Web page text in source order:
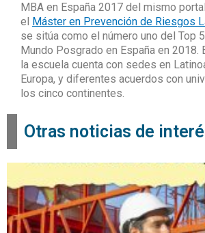
MBA en España 2017 del mismo
el Máster en Prevención de Riesgos
se sitúa como el número uno del Top
Mundo Posgrado en España en 2018.
la escuela cuenta con sedes en
Europa, y diferentes acuerdos con
los cinco continentes.
Otras noticias de